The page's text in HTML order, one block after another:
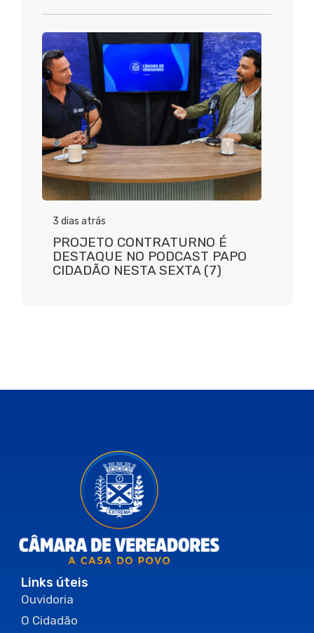
3 dias atrás
PROJETO CONTRATURNO É
DESTAQUE NO PODCAST PAPO
CIDADÃO NESTA SEXTA (7)
Links úteis
Ouvidoria
O Cidadão